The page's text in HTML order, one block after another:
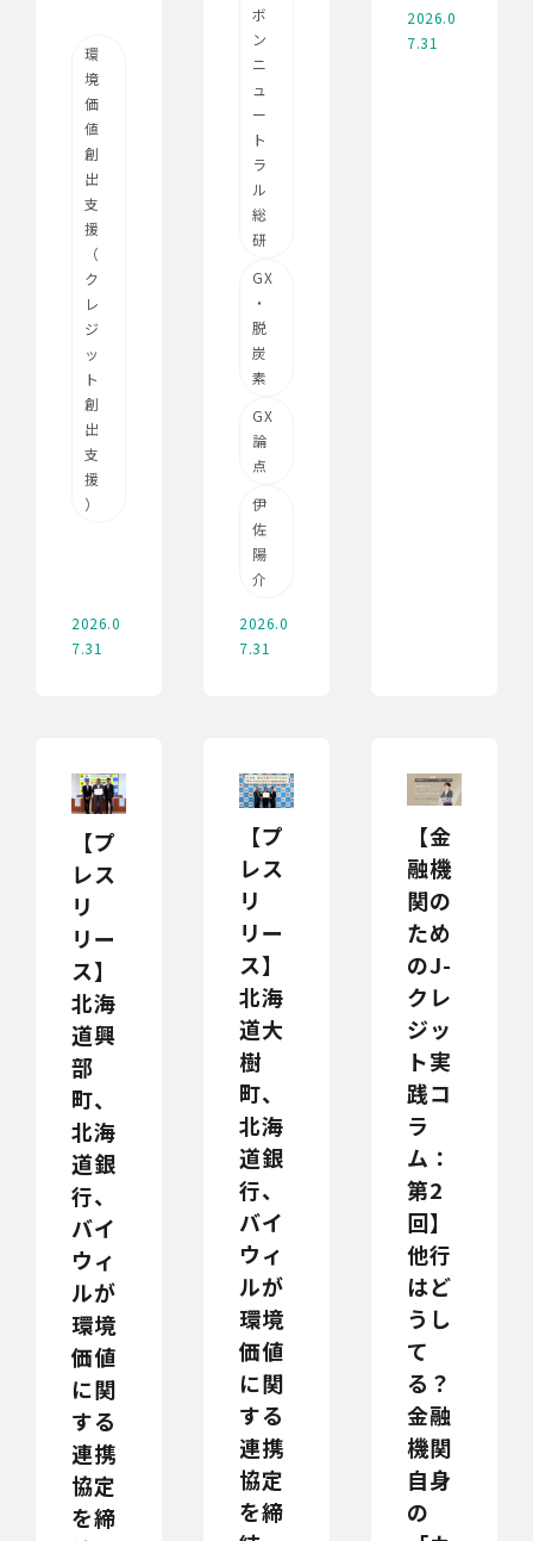
環
境
価
値
創
出
支
援
（
ク
レ
ジ
ッ
ト
創
出
支
援
）
2026.0
7.31
ボ
ン
ニ
ュ
ー
ト
ラ
ル
総
研
GX
・
脱
炭
素
GX
論
点
伊
佐
陽
介
2026.0
7.31
2026.0
7.31
【プ
レス
リ
リー
ス】
北海
道興
部
町、
北海
道銀
行、
バイ
ウィ
ルが
環境
価値
に関
する
連携
協定
を締
【プ
レス
リ
リー
ス】
北海
道大
樹
町、
北海
道銀
行、
バイ
ウィ
ルが
環境
価値
に関
する
連携
協定
を締
【金
融機
関の
ため
のJ-
クレ
ジッ
ト実
践コ
ラ
ム：
第2
回】
他行
はど
うし
て
る？
金融
機関
自身
の